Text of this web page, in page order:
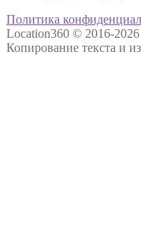
Политика
Location360 © 2016-2026
Копирование текста и